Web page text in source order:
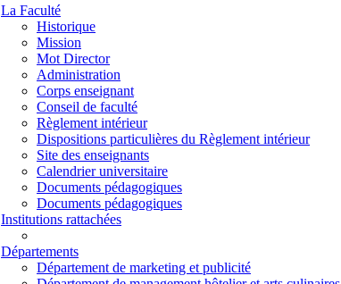
La Faculté
Historique
Mission
Mot Director
Administration
Corps enseignant
Conseil de faculté
Règlement intérieur
Dispositions particulières du Règlement intérieur
Site des enseignants
Calendrier universitaire
Documents pédagogiques
Documents pédagogiques
Institutions rattachées
Départements
Département de marketing et publicité